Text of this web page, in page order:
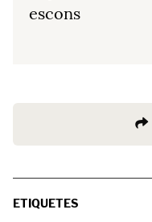
escons
ETIQUETES